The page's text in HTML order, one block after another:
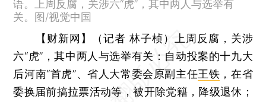
语。上周反腐，关涉六“虎”，其中两人与选举有
关。图/视觉中国
【财新网】（记者 林子桢）
上周反腐，关涉
六“虎”，其中两人与选举有关：自动投案的十九大
后河南“首虎”、省人大常委会原副主任王铁 ，在省
委换届前搞拉票活动等，被开除党籍，降级退休；